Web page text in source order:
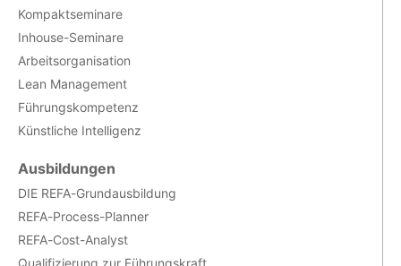
Kompaktseminare
Inhouse-Seminare
Arbeitsorganisation
Lean Management
Führungskompetenz
Künstliche Intelligenz
Ausbildungen
DIE REFA-Grundausbildung
REFA-Process-Planner
REFA-Cost-Analyst